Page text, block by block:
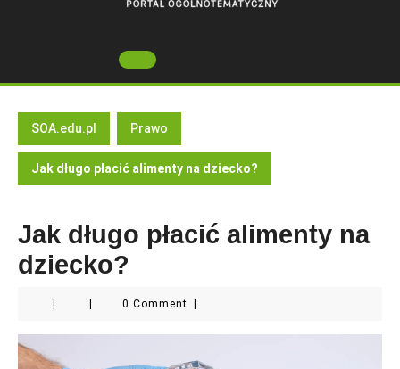
Open
Button
SOA.edu.pl Prawo
Jak długo płacić alimenty na dziecko?
Jak długo płacić alimenty na
dziecko?
0 Comment